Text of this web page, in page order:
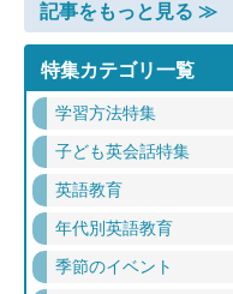
記事をもっと見る ≫
特集カテゴリ一覧
学習方法特集
子ども英会話特集
英語教育
年代別英語教育
季節のイベント